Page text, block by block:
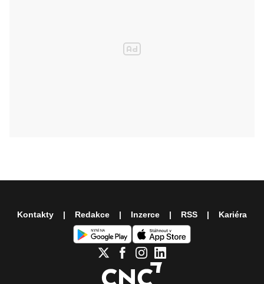
Kontakty Redakce Inzerce RSS Kariéra